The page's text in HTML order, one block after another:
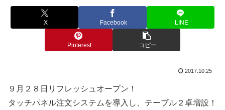
X Facebook LINE
Pinterest コピー
2017.10.25
９月２８日リフレッシュオープン！
タッチパネル注文システムを導入し、テーブル２卓増設！